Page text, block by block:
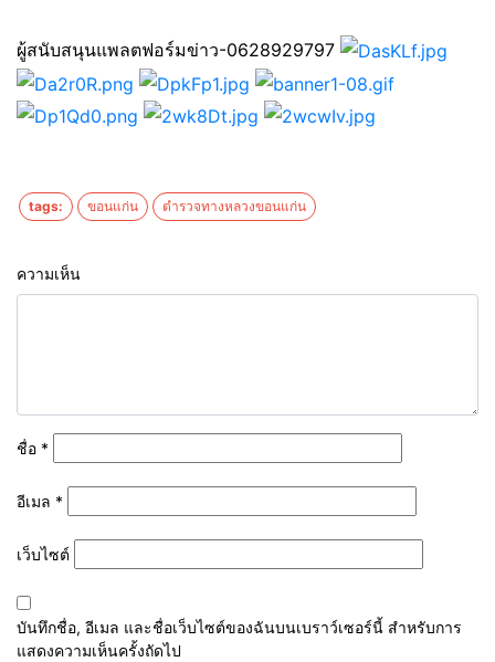
ผู้สนับสนุนแพลตฟอร์มข่าว-0628929797
tags: ขอนแก่น ตำรวจทางหลวงขอนแก่น
ความเห็น
ชื่อ *
อีเมล *
เว็บไซต์
บันทึกชื่อ, อีเมล และชื่อเว็บไซต์ของฉันบนเบราว์เซอร์นี้ สำหรับการ
แสดงความเห็นครั้งถัดไป